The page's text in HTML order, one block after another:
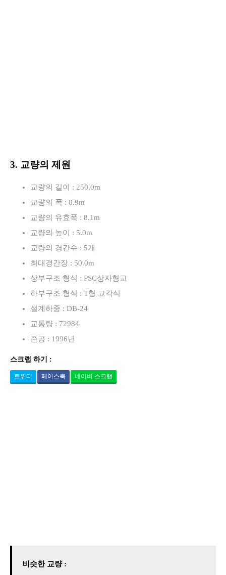
3. 교량의 제원
교량의 길이 : 250.0m
교량의 폭 : 8.9m
교량의 유효폭 : 8.1m
교량의 높이 : 5.0m
교량의 경간수 : 5개
최대경간장 : 50.0m
상부구조 형식 : PSC상자형교
하부구조 형식 : T형 교각식
설계하중 : DB-24
교통량 : 72984
준공 : 1996년
스크랩 하기 :
트위터 페이스북 네이버 스크랩
비슷한 교량 :